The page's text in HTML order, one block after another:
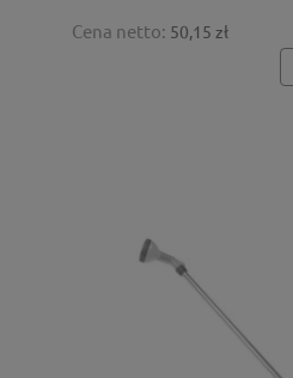
Cena netto: 50,15 zł